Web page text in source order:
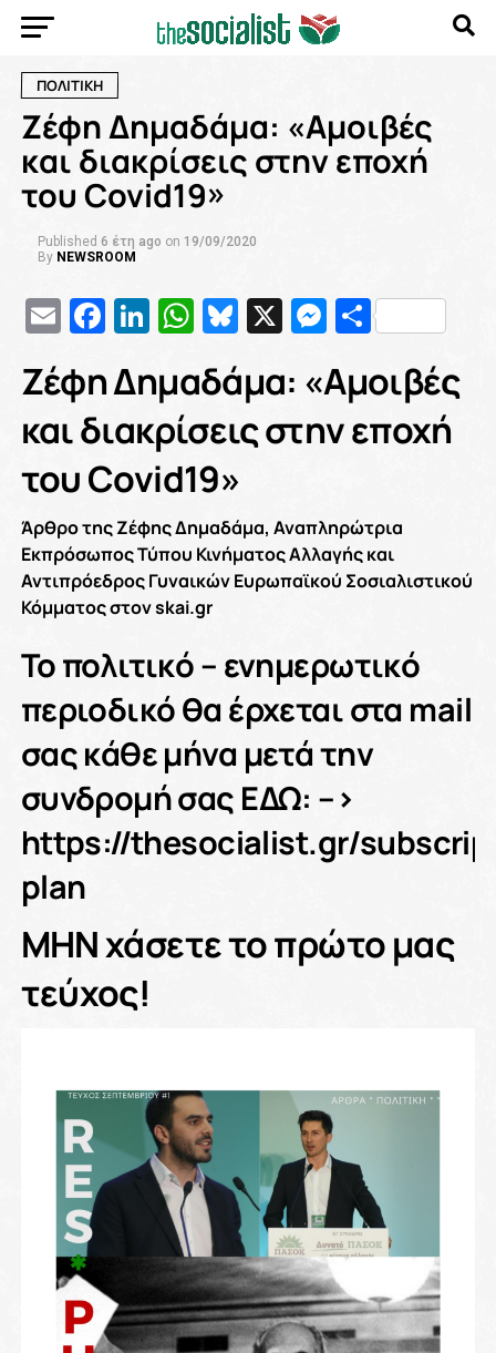
ΠΟΛΙΤΙΚΗ
Ζέφη Δημαδάμα: «Αμοιβές
και διακρίσεις στην εποχή
του Covid19»
Published 6 έτη ago on 19/09/2020
By NEWSROOM
EmailFacebook
LinkedIn
WhatsApp
Bluesky
X
Ζέφη Δημαδάμα: «Αμοιβές
και διακρίσεις στην εποχή
του Covid19»
Άρθρο της Ζέφης Δημαδάμα, Αναπληρώτρια
Εκπρόσωπος Τύπου Κινήματος Αλλαγής και
Αντιπρόεδρος Γυναικών Ευρωπαϊκού Σοσιαλιστικού
Κόμματος στον skai.gr
Το πολιτικό – ενημερωτικό
περιοδικό θα έρχεται στα mail
σας κάθε μήνα μετά την
συνδρομή σας ΕΔΩ: –>
https://thesocialist.gr/
plan
ΜΗΝ χάσετε το πρώτο μας
τεύχος!